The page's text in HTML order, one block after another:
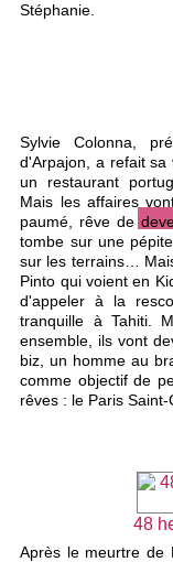
Stéphanie.
Sylvie Colonna,
d'Arpajon, a refait sa
un restaurant
Mais les affaires
paumé, rêve de
tombe sur une
sur les terrains…
Pinto qui voient en
d'appeler à la
tranquille à Tahiti.
ensemble, ils vont
biz, un homme au
comme objectif de
rêves : le Paris Saint-
48
Après le meurtre de